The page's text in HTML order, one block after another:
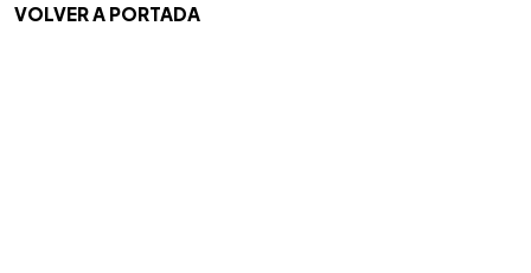
VOLVER A PORTADA